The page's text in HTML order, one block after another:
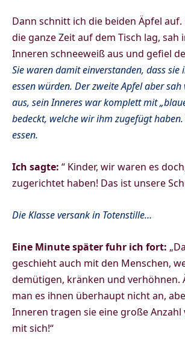
Dann schnitt ich die beiden Äpfel
die ganze Zeit auf dem Tisch lag, sah
Inneren schneeweiß aus und gefiel
Sie waren damit einverstanden, dass sie
essen würden. Der zweite Apfel aber
aus, sein Inneres war komplett mit
bedeckt, welche wir ihm zugefügt
essen.
Ich sagte: “ Kinder, wir waren es
zugerichtet haben! Das ist unsere
Die Klasse versank in Totenstille…
Eine Minute später fuhr ich fort:
geschieht auch mit den Menschen,
demütigen, kränken und verhöhnen.
man es ihnen überhaupt nicht an,
Inneren tragen sie eine große Anzahl
mit sich!“